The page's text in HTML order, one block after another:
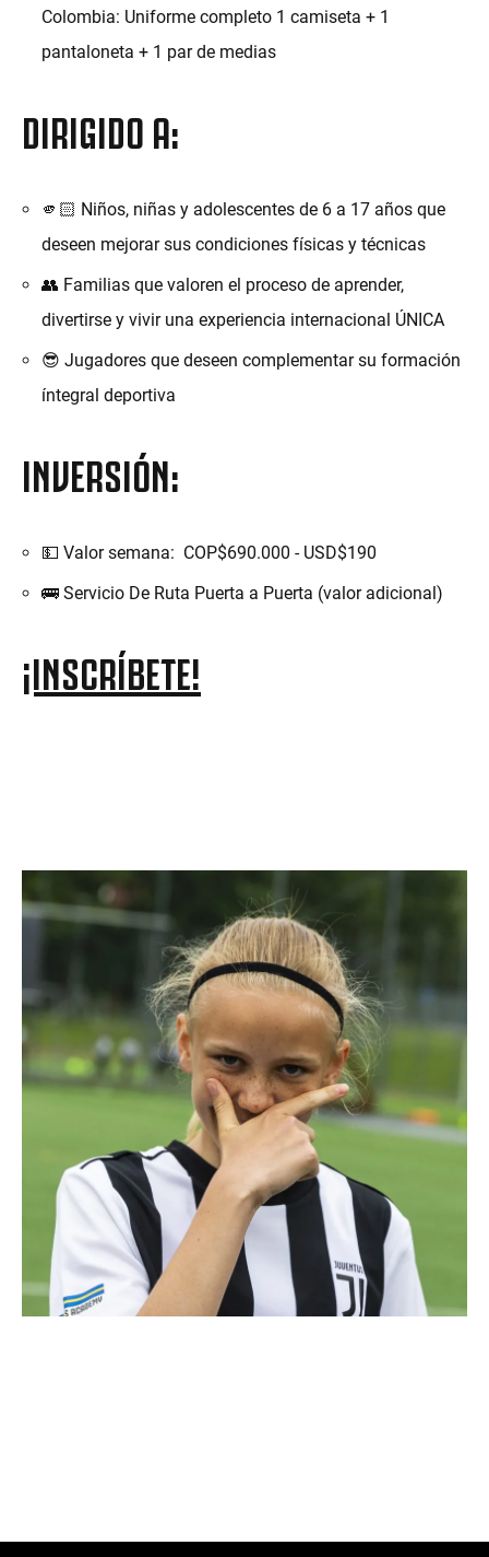
Colombia: Uniforme completo 1 camiseta + 1
pantaloneta + 1 par de medias
DIRIGIDO A:
🫵🏻 Niños, niñas y adolescentes de 6 a 17 años que
deseen mejorar sus condiciones físicas y técnicas
👥 Familias que valoren el proceso de aprender,
divertirse y vivir una experiencia internacional ÚNICA
😎 Jugadores que deseen complementar su formación
íntegral deportiva
INVERSIÓN:
💵 Valor semana: COP$690.000 - USD$190
🚌 Servicio De Ruta Puerta a Puerta (valor adicional)
¡INSCRÍBETE!